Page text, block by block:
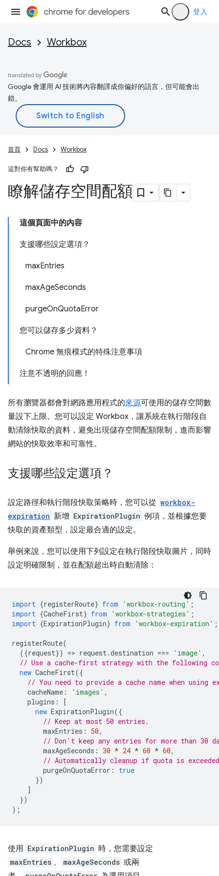
登入
Docs Workbox
Google 會運用 AI 技術將內容翻譯成你偏好的語言，但可能會出
錯。
首頁 Docs Workbox
這對你有幫助嗎？
瞭解儲存空間配額
這個頁面中的內容
支援哪些設定選項？
maxEntries
maxAgeSeconds
purgeOnQuotaError
您可以儲存多少資料？
Chrome 無痕模式的特殊注意事項
注意不透明的回應！
所有瀏覽器都會對網路應用程式的來源可使用的儲存空間數
量設下上限。您可以設定 Workbox，讓系統在執行階段自
動清除快取的資料，避免出現儲存空間配額限制，進而影響
網站的快取效率和可靠性。
支援哪些設定選項？
設定路徑和執行階段快取策略時，您可以從 workbox-
expiration 新增 ExpirationPlugin 例項，並根據您要
快取的資產類型，設定最合適的設定。
舉例來說，您可以使用下列設定在執行階段快取圖片，同時
設定明確限制，並在配額超出時自動清除：
import {registerRoute} from 'workbox-routing' ;
import {CacheFirst} from 'workbox-strategies' ;
import {ExpirationPlugin} from 'workbox-expiration' ;
registerRoute(
({request}) => request.destination === 'image' ,
// Use a cache-first strategy with the following
new CacheFirst({
// You need to provide a cache name when using
cacheName : 'images' ,
plugins :
[
new ExpirationPlugin({
// Keep at most 50 entries.
maxEntries : 50,
// Don't keep any entries for more than 30
maxAgeSeconds : 30 * 24 * 60 * 60,
// Automatically cleanup if quota is
purgeOnQuotaError :
true
})
]
})
);
使用 ExpirationPlugin 時，您需要設定
maxEntries 、 maxAgeSeconds 或兩